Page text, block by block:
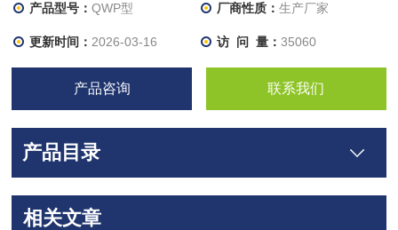
产品型号：QWP型 厂商性质： 生产厂家
更新时间： 2026-03-16 访 问 量： 35060
产品咨询 联系我们
产品目录
相关文章